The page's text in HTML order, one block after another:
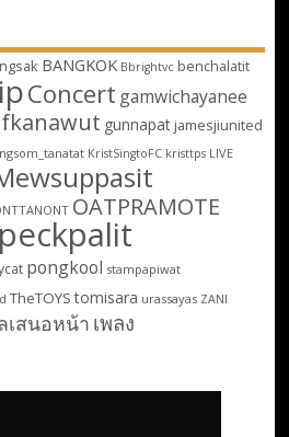
BANGKOK Bbrightvc benchalatit
Concert gamwichayanee
gunnapat jamesjiunited
KristSingtoFC kristtps LIVE
OATPRAMOTE
peckpalit
pongkool stampapiwat
TheTOYS tomisara urassayas ZANI
เสนอหน้า เพลง